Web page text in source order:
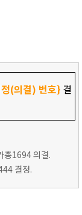
(의결) 번호} 결
총1694 의결.
결정.